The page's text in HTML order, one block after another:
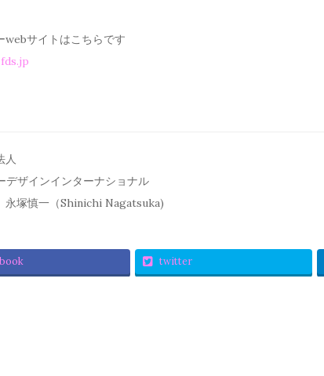
webサイトはこちらです
人
デザインインターナショナル
塚慎一（Shinichi Nagatsuka)
twitter